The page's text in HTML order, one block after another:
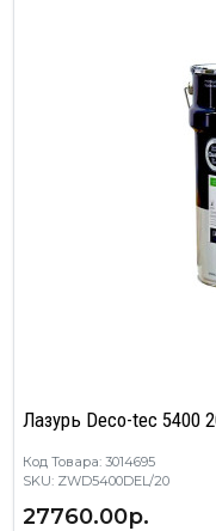
Лазурь Deco-tec 5400
Код Товара: 3014695
SKU: ZWD5400DEL/20
27760.00р.